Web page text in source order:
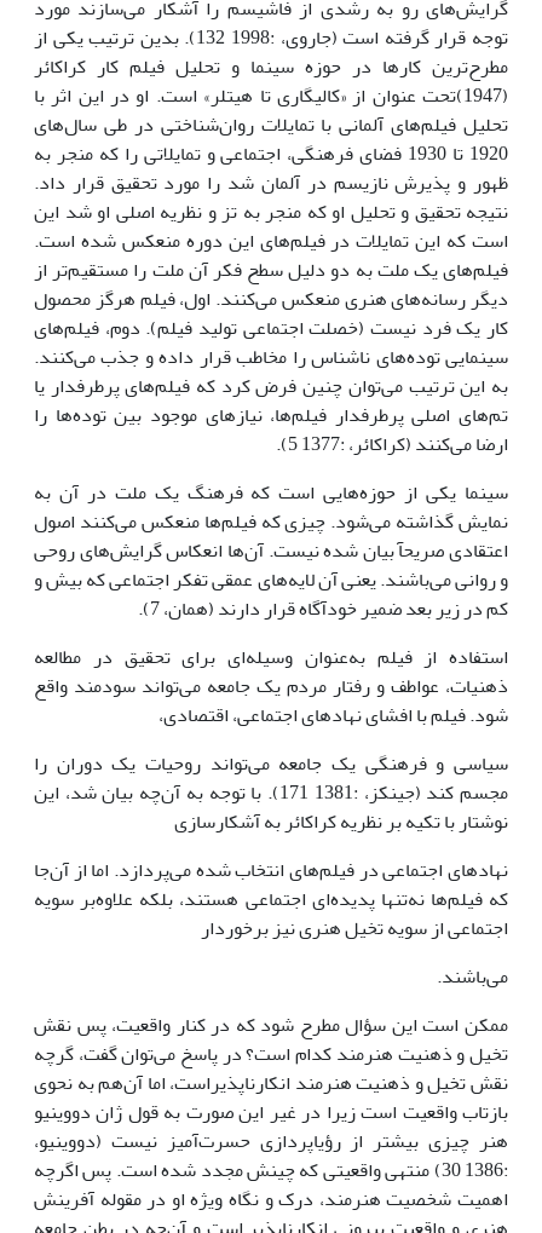
گرایش‌های رو به رشدی از فاشیسم را آشکار می‌سازند مورد
توجه قرار گرفته است (جاروی، :1998 132). بدین ترتیب یکی از
مطرح‌ترین کارها در حوزه سینما و تحلیل فیلم کار کراکائر
(1947)تحت عنوان از «کالیگاری تا هیتلر» است. او در این اثر با
تحلیل فیلم‌های آلمانی با تمایلات روان‌شناختی در طی سال‌های
1920 تا 1930 فضای فرهنگی، اجتماعی و تمایلاتی را که منجر به
ظهور و پذیرش نازیسم در آلمان شد را مورد تحقیق قرار داد.
نتیجه تحقیق و تحلیل او که منجر به تز و نظریه اصلی او شد این
است که این تمایلات در فیلم‌های این دوره منعکس شده است.
فیلم‌های یک ملت به دو دلیل سطح فکر آن ملت را مستقیم‌تر از
دیگر رسانه‌های هنری منعکس می‌کنند. اول، فیلم هرگز محصول
کار یک فرد نیست (خصلت اجتماعی تولید فیلم). دوم، فیلم‌های
سینمایی توده‌های ناشناس را مخاطب قرار داده و جذب می‌کنند.
به این ترتیب می‌توان چنین فرض کرد که فیلم‌های پرطرفدار یا
تم‌های اصلی پرطرفدار فیلم‌ها، نیازهای موجود بین توده‌ها را
ارضا می‌کنند (کراکائر، :1377 5).
سینما یکی از حوزه‌هایی است که فرهنگ یک ملت در آن به
نمایش گذاشته می‌شود. چیزی که فیلم‌ها منعکس می‌کنند اصول
اعتقادی صریحآ بیان شده نیست. آن‌ها انعکاس گرایش‌های روحی
و روانی می‌باشند. یعنی آن لایه‌های عمقی تفکر اجتماعی که بیش و
کم در زیر بعد ضمیر خودآگاه قرار دارند (همان، 7).
استفاده از فیلم به‌عنوان وسیله‌ای برای تحقیق در مطالعه
ذهنیات، عواطف و رفتار مردم یک جامعه می‌تواند سودمند واقع
شود. فیلم با افشای نهادهای اجتماعی، اقتصادی،
سیاسی و فرهنگی یک جامعه می‌تواند روحیات یک دوران را
مجسم کند (جینکز، :1381 171). با توجه به آن‌چه بیان شد، این
نوشتار با تکیه بر نظریه کراکائر به آشکارسازی
نهادهای اجتماعی در فیلم‌های انتخاب شده می‌پردازد. اما از آن‌جا
که فیلم‌ها نه‌تنها پدیده‌ای اجتماعی هستند، بلکه علاوه‌بر سویه
اجتماعی از سویه تخیل هنری نیز برخوردار
می‌باشند.
ممکن است این سؤال مطرح شود که در کنار واقعیت، پس نقش
تخیل و ذهنیت هنرمند کدام است؟ در پاسخ می‌توان گفت، گرچه
نقش تخیل و ذهنیت هنرمند انکارناپذیراست، اما آن‌هم به نحوی
بازتاب واقعیت است زیرا در غیر این صورت به قول ژان دووینیو
هنر چیزی بیشتر از رؤیاپردازی حسرت‌آمیز نیست (دووینیو،
:1386 30) منتهی واقعیتی که چینش مجدد شده است. پس اگرچه
اهمیت شخصیت هنرمند، درک و نگاه ویژه او در مقوله آفرینش